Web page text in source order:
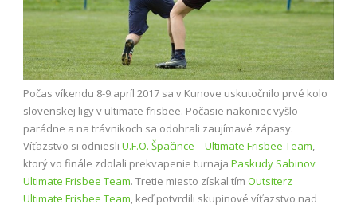
Počas víkendu 8-9.apríl 2017 sa v Kunove uskutočnilo prvé kolo
slovenskej ligy v ultimate frisbee. Počasie nakoniec vyšlo
parádne a na trávnikoch sa odohrali zaujímavé zápasy.
Víťazstvo si odniesli U.F.O. Špačince – Ultimate Frisbee Team,
ktorý vo finále zdolali prekvapenie turnaja Paskudy Sabinov
Ultimate Frisbee Team. Tretie miesto získal tím Outsiterz
Ultimate Frisbee Team, keď potvrdili skupinové víťazstvo nad